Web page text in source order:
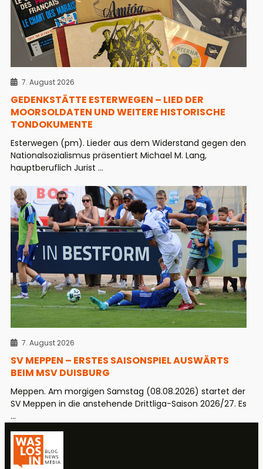
7. August 2026
GEDENKSTÄTTE ESTERWEGEN – LIED DER
MOORSOLDATEN UND WEITERE HISTORISCHE
TONDOKUMENTE
Esterwegen (pm). Lieder aus dem Widerstand gegen den
Nationalsozialismus präsentiert Michael M. Lang,
hauptberuflich Jurist ...
7. August 2026
SV MEPPEN – ERSTES SAISONSPIEL AUSWÄRTS
BEIM MSV DUISBURG
Meppen. Am morgigen Samstag (08.08.2026) startet der
SV Meppen in die anstehende Drittliga-Saison 2026/27. Es
...